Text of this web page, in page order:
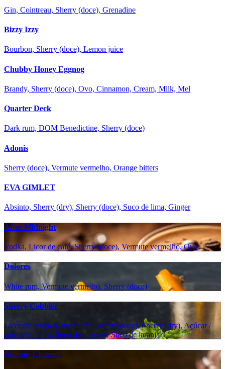
Gin, Cointreau, Sherry (doce), Grenadine
Bizzy Izzy
Bourbon, Sherry (doce), Lemon juice
Chubby Honey Eggnog
Brandy, Sherry (doce), Ovo, Cinnamon, Cream, Milk, Mel
Quarter Deck
Dark rum, DOM Benedictine, Sherry (doce)
Adonis
Sherry (doce), Vermute vermelho, Orange bitters
EVA GIMLET
Absinto, Sherry (dry), Sherry (doce), Suco de lima, Ginger
After Midnight
Vodka, Licor de café, Sherry (doce), Vermute vermelho, Ovo
Dolores
White rum, Vermute vermelho, Sherry (doce)
Sherry Cobbler
Licor de cereja Maraschino, Sherry (doce), Sherry (dry), Açúcar /
xarope simples, Suco de abacaxi, Suco de laranja
Adonis' Chariot